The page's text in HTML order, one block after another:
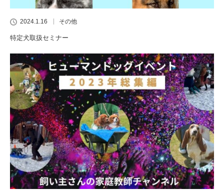
2024.1.16 その他
特定犬取扱セミナー